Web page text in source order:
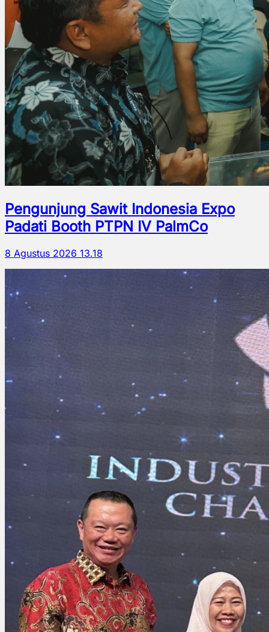
Pengunjung Sawit Indonesia Expo
Padati Booth PTPN IV PalmCo
8 Agustus 2026 13.18